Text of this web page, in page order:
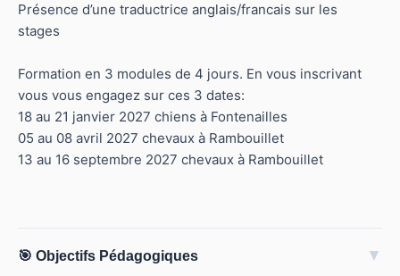
Présence d’une traductrice anglais/francais sur les
stages
Formation en 3 modules de 4 jours. En vous inscrivant
vous vous engagez sur ces 3 dates:
18 au 21 janvier 2027 chiens à Fontenailles
05 au 08 avril 2027 chevaux à Rambouillet
13 au 16 septembre 2027 chevaux à Rambouillet
🎯 Objectifs Pédagogiques ▼